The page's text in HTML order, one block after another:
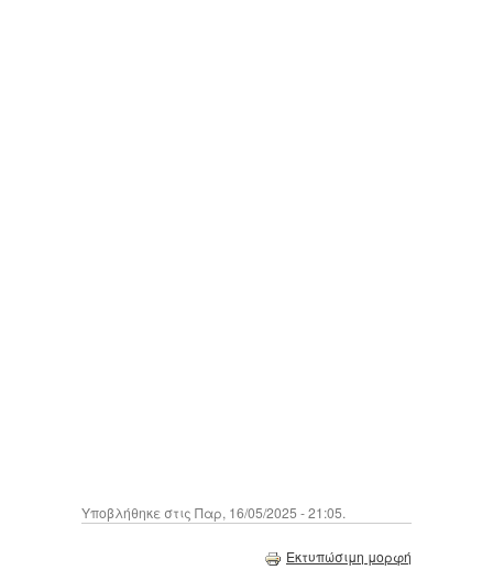
Υποβλήθηκε στις Παρ, 16/05/2025 - 21:05.
Εκτυπώσιμη μορφή